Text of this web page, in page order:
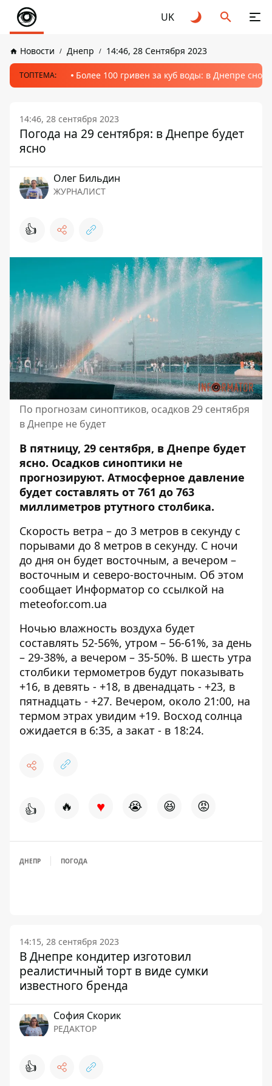
UK
Новости Днепр 14:46, 28 Сентября 2023
ТОПТЕМА: Более 100 гривен за куб воды: в Днепре
14:46, 28 сентября 2023
Погода на 29 сентября: в Днепре будет
ясно
Олег Бильдин
ЖУРНАЛИСТ
👍
По прогнозам синоптиков, осадков 29 сентября
в Днепре не будет
В пятницу, 29 сентября, в Днепре будет
ясно. Осадков синоптики не
прогнозируют. Атмосферное давление
будет составлять от 761 до 763
миллиметров ртутного столбика.
Скорость ветра – до 3 метров в секунду с
порывами до 8 метров в секунду. С ночи
до дня он будет восточным, а вечером –
восточным и северо-восточным. Об этом
сообщает Информатор со ссылкой на
meteofor.com.ua
Ночью влажность воздуха будет
составлять 52-56%, утром – 56-61%, за день
– 29-38%, а вечером – 35-50%. В шесть утра
столбики термометров будут показывать
+16, в девять - +18, в двенадцать - +23, в
пятнадцать - +27. Вечером, около 21:00, на
термом этрах увидим +19. Восход солнца
ожидается в 6:35, а закат - в 18:24.
👍 🔥 ♥ 😭 😆 😡
ДНЕПР ПОГОДА
14:15, 28 сентября 2023
В Днепре кондитер изготовил
реалистичный торт в виде сумки
известного бренда
София Скорик
РЕДАКТОР
👍